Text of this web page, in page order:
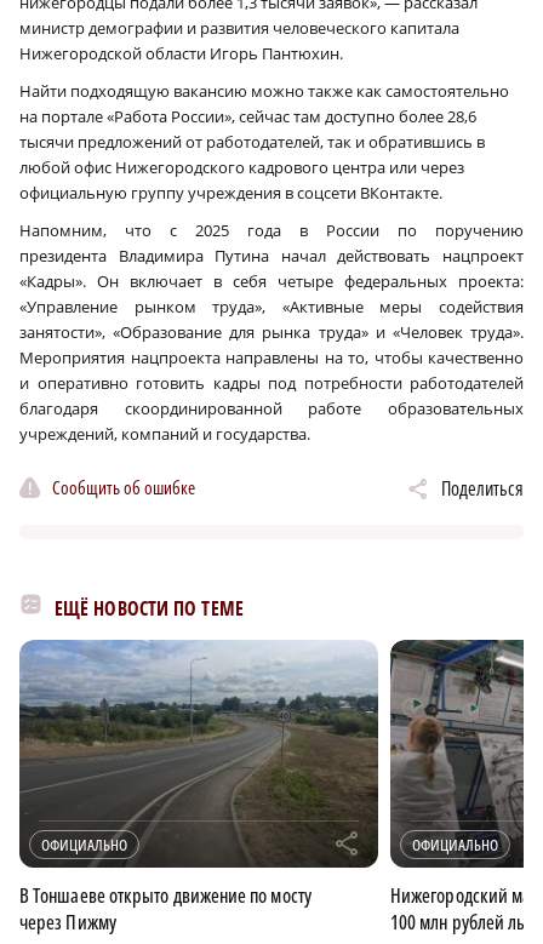
министр демографии и развития человеческого капитала
Нижегородской области Игорь Пантюхин.
Найти подходящую вакансию можно также как самостоятельно
на портале «Работа России», сейчас там доступно более 28,6
тысячи предложений от работодателей, так и обратившись в
любой офис Нижегородского кадрового центра или через
официальную группу учреждения в соцсети ВКонтакте.
Напомним, что с 2025 года в России по поручению
президента Владимира Путина начал действовать нацпроект
«Кадры». Он включает в себя четыре федеральных проекта:
«Управление рынком труда», «Активные меры содействия
занятости», «Образование для рынка труда» и «Человек труда».
Мероприятия нацпроекта направлены на то, чтобы качественно
и оперативно готовить кадры под потребности работодателей
благодаря скоординированной работе образовательных
учреждений, компаний и государства.
Сообщить об ошибке Поделиться
ЕЩЁ НОВОСТИ ПО ТЕМЕ
ОФИЦИАЛЬНО r
В Тоншаеве открыто движение по мосту
через Пижму
ОФИЦИАЛЬНО
Нижегородский
100 млн рублей